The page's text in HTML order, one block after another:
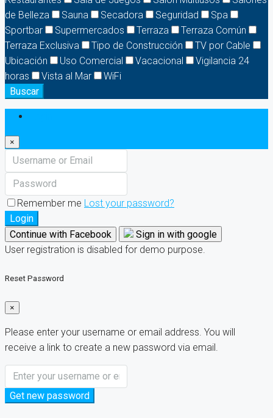
de Belleza
Sauna Secadora Seguridad
Spa
Sportbar
Supermercados Terraza
Terraza Común
Terraza Exclusiva
Tipo de Construcción
TV por Cable
Ubicación
Uso Comercial Vacacional
Vigilancia 24
horas
Vista al Mar
WiFi
Buscar
×
Remember me Lost your password?
Login
Continue with Facebook
Sign in with google
User registration is disabled for demo purpose.
Reset Password
×
Please enter your username or email address. You will
receive a link to create a new password via email.
Get new password